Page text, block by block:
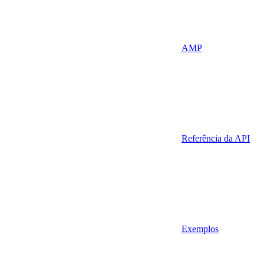
AMP
Referência da API
Exemplos